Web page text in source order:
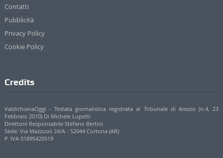
Contatti
Pubblicità
Privacy Policy
Cookie Policy
Credits
ValdichianaOggi - Testata giornalistica registrata al Tribunale di Arezzo (n.4, 23
Febbraio 2010) Di Michele Lupetti
Direttore Responsabile Stefano Bertini
Sede: Via Mazzuoli 24/A - 52044 Cortona (AR)
P. IVA 01895420519